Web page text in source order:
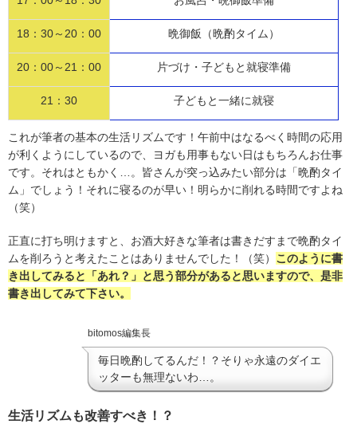
18：30～20：00 晩御飯（晩酌タイム）
20：00～21：00 片づけ・子どもと就寝準備
21：30 子どもと一緒に就寝
これが筆者の基本の生活リズムです！午前中はなるべく時間の応用
が利くようにしているので、ヨガも用事もない日はもちろんお仕事
です。それはともかく…。皆さんが突っ込みたい部分は「晩酌タイ
ム」でしょう！それに寝るのが早い！明らかに削れる時間ですよね
（笑）
正直に打ち明けますと、お酒大好きな筆者は書きだすまで晩酌タイ
ムを削ろうと考えたことはありませんでした！（笑） このように書
き出してみると「あれ？」と思う部分があると思いますので、是非
書き出してみて下さい。
bitomos編集長
毎日晩酌してるんだ！？そりゃ永遠のダイエ
ッターも無理ないわ…。
生活リズムも改善すべき！？